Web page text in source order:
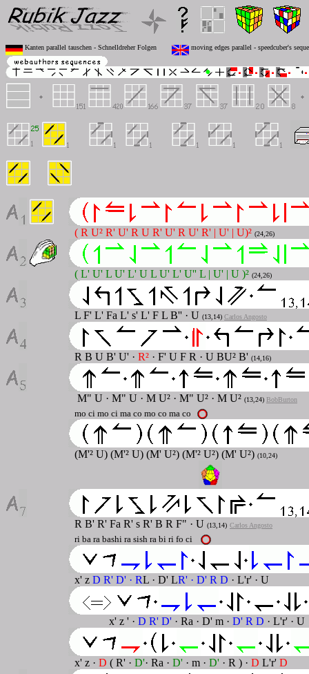
Kanten parallel tauschen - Schnelldreher Folgen moving edges parallel - speedcuber's
( R U² R' U' R U R' U' R U' R' | U' | U)² (24,26)
( L' U' L U' L' U L U' L' U'' L | U' | U )² (24,26)
L F' L' Fa L' s' L' F L B'' · U (13,14) Carlos Angosto
R B U B' U' · R² · F' U F R · U BU² B' (14,16)
M" U · M" U · M U² · M" U² · M U² (13,24) BobBurton
mo ci mo ci ma co mo co ma co
(M'² U) (M'² U) (M' U²) (M'² U²) (M' U²) (10,24)
R B' R' Fa R' s R' B R F" · U (13,14) Carlos Angosto
ri ba ra bashi ra sish ra bi ri fo ci
x' z D R' D' · RL · D' LR' · D' R D · L'r' · U
x' z ' · D R' D' · Ra · D' m · D' R D · L'r' · U
x' z · D ( R' · D'· Ra · D' · m · D' · R ) · D L'r' D